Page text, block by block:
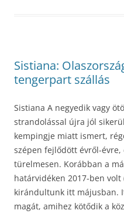
Sistiana:
tengerpart szállás
Sistiana A negyedik vagy
strandolással újra jól
kempingje miatt ismert,
szépen fejlődött évről-
türelmesen. Korábban a
határvidéken 2017-ben volt
kirándultunk itt májusban.
magát, amihez kötődik a